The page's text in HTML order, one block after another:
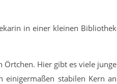
in einer kleinen Bibliothek
Hier gibt es viele junge
einigermaßen stabilen Kern an